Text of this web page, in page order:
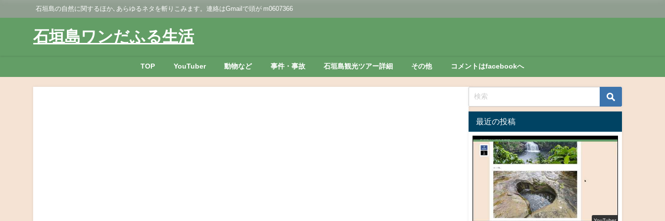
石垣島の自然に関するほか､あらゆるネタを斬りこみます。連絡はGmailで頭が m0607366
石垣島ワンだふる生活
TOP YouTuber 動物など 事件・事故 石垣島観光ツアー詳細 その他 コメントはfacebookへ
最近の投稿